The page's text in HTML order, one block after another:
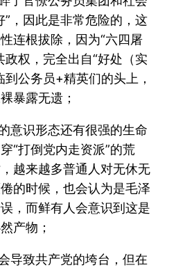
”，因此是非常危险的，这
连根拔除，因为“六四屠
政权，完全出自“好处（实
公务员+精英们的头上，
暴露无遗；
意识形态还有很强的生命
“打倒党内走资派”的荒
越来越多普通人对无休无
的时候，也会认为是毛泽
，而鲜有人会意识到这是
产物；
导致共产党的垮台，但在